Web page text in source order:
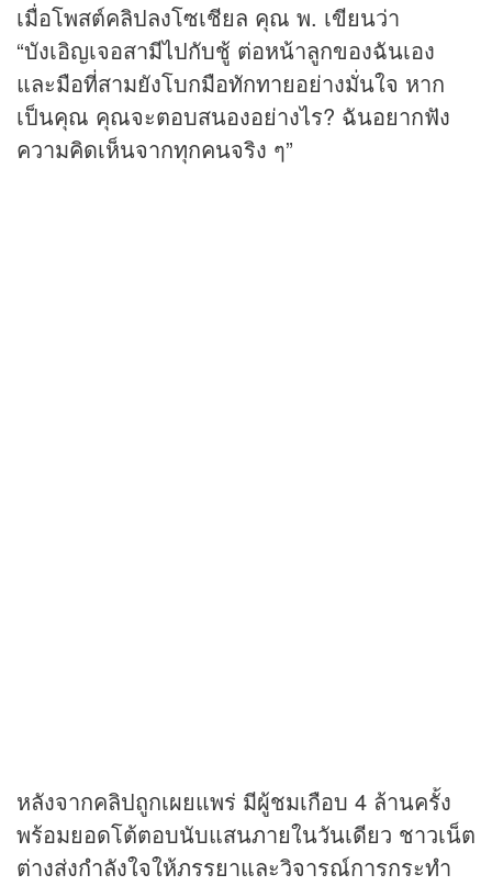
เมื่อโพสต์คลิปลงโซเชียล คุณ พ. เขียนว่า
“บังเอิญเจอสามีไปกับชู้ ต่อหน้าลูกของฉันเอง
และมือที่สามยังโบกมือทักทายอย่างมั่นใจ หาก
เป็นคุณ คุณจะตอบสนองอย่างไร? ฉันอยากฟัง
ความคิดเห็นจากทุกคนจริง ๆ”
หลังจากคลิปถูกเผยแพร่ มีผู้ชมเกือบ 4 ล้านครั้ง
พร้อมยอดโต้ตอบนับแสนภายในวันเดียว ชาวเน็ต
ต่างส่งกำลังใจให้ภรรยาและวิจารณ์การกระทำ